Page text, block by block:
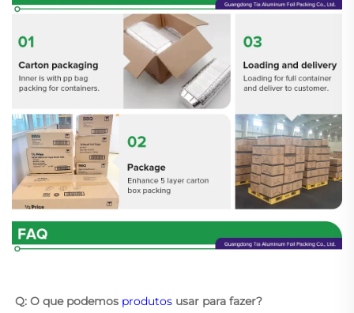
Q: O que podemos produtos usar para fazer?